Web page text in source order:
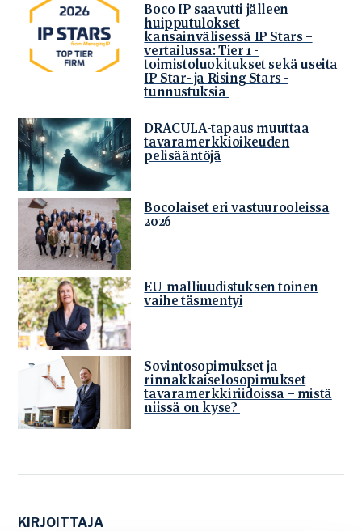
Boco IP saavutti jälleen
huipputulokset
kansainvälisessä IP Stars –
vertailussa: Tier 1 -
toimistoluokitukset sekä useita
IP Star- ja Rising Stars -
tunnustuksia
DRACULA-tapaus muuttaa
tavaramerkkioikeuden
pelisääntöjä
Bocolaiset eri vastuurooleissa
2026
EU-malliuudistuksen toinen
vaihe täsmentyi
Sovintosopimukset ja
rinnakkaiselosopimukset
tavaramerkkiriidoissa – mistä
niissä on kyse?
KIRJOITTAJA